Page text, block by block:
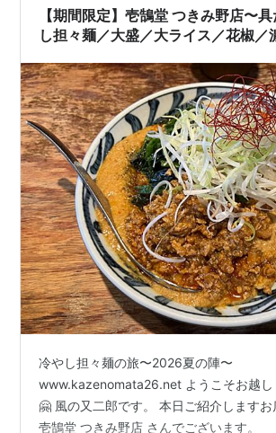
るのを見…
【期間限定】壱鵠堂 つきみ野店〜
し担々麺／大盛／大ライス／花椒／
冷やし担々麺の旅〜2026夏の陣〜
www.kazenomata26.net ようこそお越し
🤗 風の又二郎です。 本日ご紹介しますお
壱鵠堂 つきみ野店 さんでございます。